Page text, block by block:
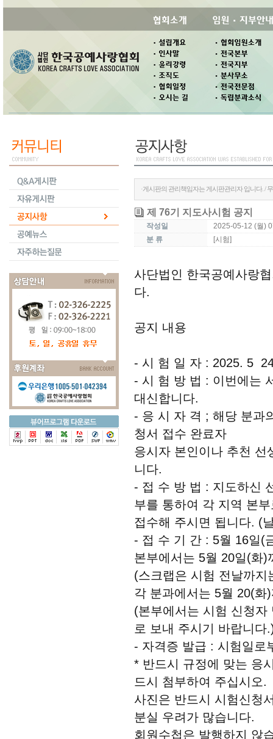
·게시판의 관리책임자는 게시판관리자 입니다. /
제 76기 지도사시험 공지
작성일
2025-05-12 (월)
분 류
[시험]
사단법인 한국공예사랑
다.
공지 내용
- 시 험 일 자 : 2025. 5
- 시 험 방 법 : 이번에는
대신합니다.
- 응 시 자 격 ; 해당 분과
청서 접수 완료자
응시자 본인이나 추천 선
니다.
- 접 수 방 법 : 지도하신
부를 통하여 각 지역 본
접수해 주시면 됩니다. (
- 접 수 기 간 : 5월 16일(
본부에서는 5월 20일(화
(스크랩은 시험 전날까
각 분과에서는 5월 20(화
(본부에서는 시험 신청
로 보내 주시기 바랍니다
- 자격증 발급 : 시험일로
* 반드시 규정에 맞는 응
드시 첨부하여 주십시오.
사진은 반드시 시험신청
분실 우려가 많습니다.
회원수첩은 발행하지 않